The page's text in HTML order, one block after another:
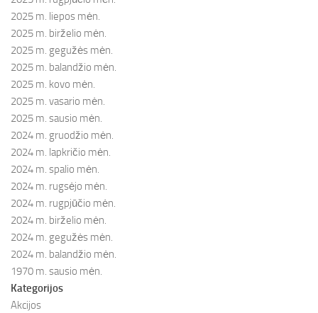
2025 m. liepos mėn.
2025 m. birželio mėn.
2025 m. gegužės mėn.
2025 m. balandžio mėn.
2025 m. kovo mėn.
2025 m. vasario mėn.
2025 m. sausio mėn.
2024 m. gruodžio mėn.
2024 m. lapkričio mėn.
2024 m. spalio mėn.
2024 m. rugsėjo mėn.
2024 m. rugpjūčio mėn.
2024 m. birželio mėn.
2024 m. gegužės mėn.
2024 m. balandžio mėn.
1970 m. sausio mėn.
Kategorijos
Akcijos